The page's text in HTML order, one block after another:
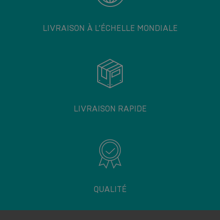
LIVRAISON À L’ÉCHELLE MONDIALE
LIVRAISON RAPIDE
QUALITÉ